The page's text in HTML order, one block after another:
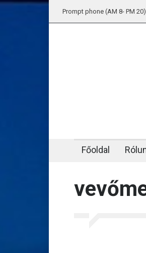
Prompt phone (AM 8- PM
Főoldal